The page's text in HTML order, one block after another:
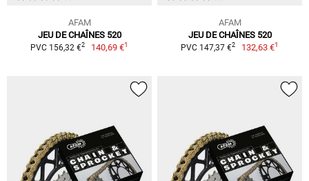
AFAM
JEU DE CHAÎNES 520
PVC 156,32 €2 140,69 €1
AFAM
JEU DE CHAÎNES 520
PVC 147,37 €2 132,63 €1